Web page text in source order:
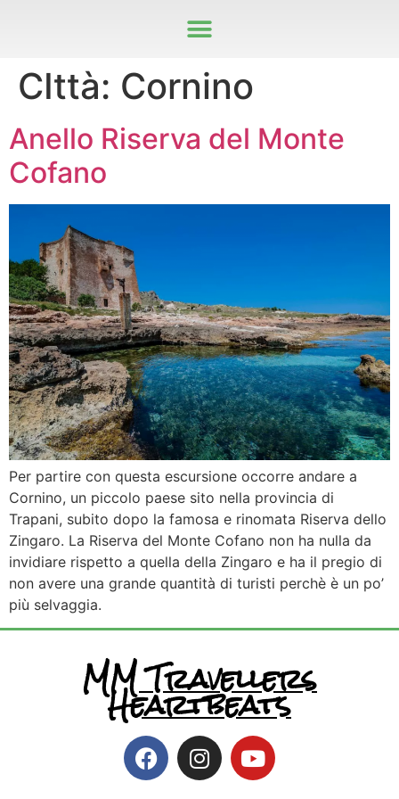
CIttà: Cornino
Anello Riserva del Monte
Cofano
Per partire con questa escursione occorre andare a
Cornino, un piccolo paese sito nella provincia di
Trapani, subito dopo la famosa e rinomata Riserva dello
Zingaro. La Riserva del Monte Cofano non ha nulla da
invidiare rispetto a quella della Zingaro e ha il pregio di
non avere una grande quantità di turisti perchè è un po’
più selvaggia.
MM Travellers
Heartbeats